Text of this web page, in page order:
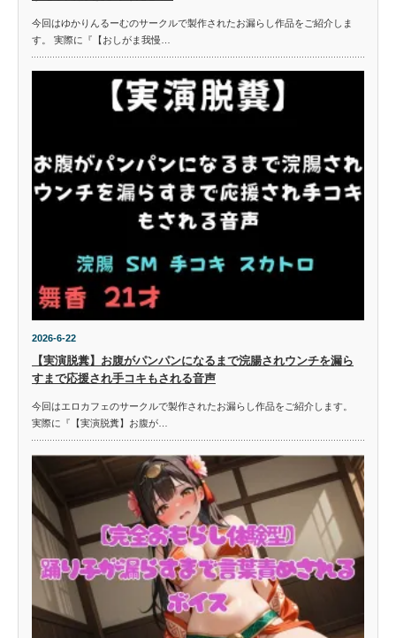
今回はゆかりんるーむのサークルで製作されたお漏らし作品をご紹介しま
す。 実際に『【おしがま我慢…
2026-6-22
【実演脱糞】お腹がパンパンになるまで浣腸されウンチを漏ら
すまで応援され手コキもされる音声
今回はエロカフェのサークルで製作されたお漏らし作品をご紹介します。
実際に『【実演脱糞】お腹が…